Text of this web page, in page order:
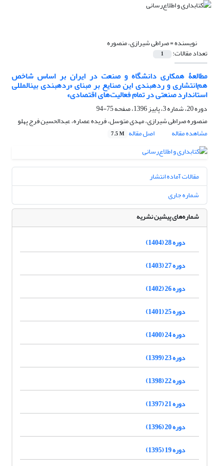
نویسنده =صراطی شیرازی، منصوره
تعداد مقالات: 1
مطالعۀ همکاری دانشگاه و صنعت در ایران بر اساس شاخص
هم‌انتشاری و رده‏بندی این صنایع بر مبنای «رده‏بندی بین‏المللی
استاندارد صنعتی در تمام فعالیت‌های اقتصادی»
دوره 20، شماره 3، پاییز 1396، صفحه
75-94
منصوره صراطی شیرازی، مهدی متوسل، فریده عصاره، عبدالحسین فرج پهلو
مشاهده مقاله
اصل مقاله 7.5 M
مقالات آماده انتشار
شماره جاری
شماره‌های پیشین نشریه
دوره 28 (1404)
دوره 27 (1403)
دوره 26 (1402)
دوره 25 (1401)
دوره 24 (1400)
دوره 23 (1399)
دوره 22 (1398)
دوره 21 (1397)
دوره 20 (1396)
دوره 19 (1395)